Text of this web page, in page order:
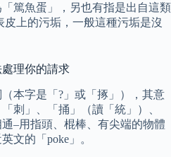
篤魚蛋」，另也有指是出自這類
上的污垢，一般這種污垢是沒
理你的請求
本字是「?」或「㧻」），其意
刺」、「捅」（讀「統」）、
–用指頭、棍棒、有尖端的物體
文的「poke」。